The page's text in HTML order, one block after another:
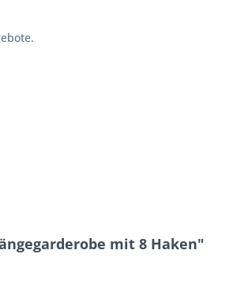
mit 8 Haken"